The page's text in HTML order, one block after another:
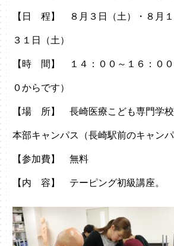
【日 程】 ８月３日（土）・８月１
３１日（土）
【時 間】 １４：００～１６：００
０からです）
【場 所】 長崎医療こども専門学校
本部キャンパス（長崎駅前のキャンパ
【参加費】 無料
【内 容】 テーピング初級講座。